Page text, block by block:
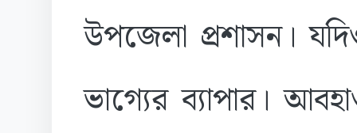
উপজেলা প্রশাসন।
ভাগ্যের ব্যাপার।